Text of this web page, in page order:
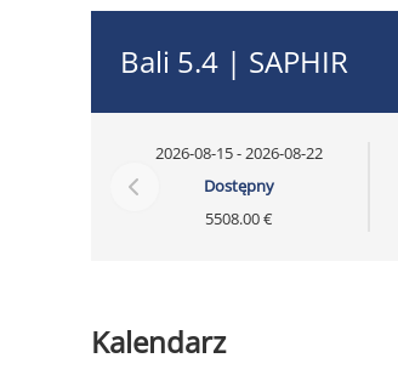
Bali 5.4 | SAPHIR
2026-08-15 - 2026-08-22
Dostępny
5508.00 €
Kalendarz